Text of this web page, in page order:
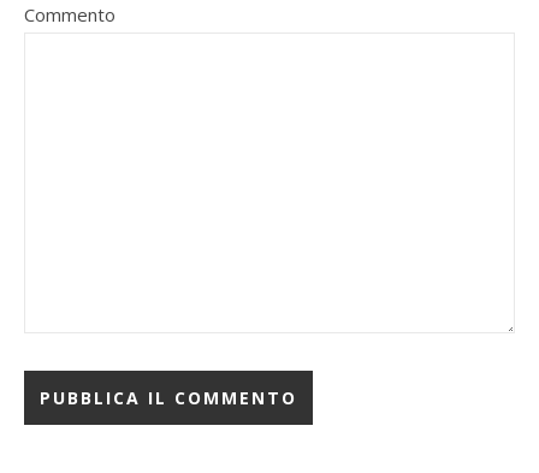
Commento